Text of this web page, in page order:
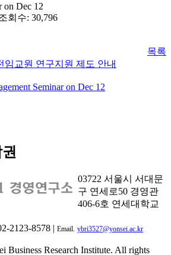
on Dec 12
회수: 30,796
목록
임교원 연구지원 제도 안내
Seminar on Dec 12
03722 서울시 서대문
구 연세로50 경영관
406-6호 연세대학교
2123-8578 | Email. ybri3527@yonsei.ac.kr
Business Research Institute. All rights